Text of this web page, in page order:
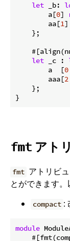
let _b:
        a[
0]
        aa[
1]
    };
let _c :
        a  [
0
        aaa[
2
    };
fmtアト
fmt アトリビ
とができます。
compact :
module